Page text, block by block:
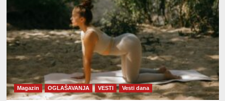
Magazin OGLAŠAVANJA VESTI Vesti dana